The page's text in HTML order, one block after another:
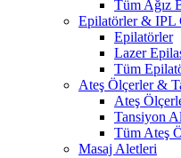
Tüm Ağız
Epilatörler & IPL
Epilatörler
Lazer
Tüm
Ateş Ölçerler &
Ateş
Tansiyon
Tüm Ateş
Masaj Aletleri